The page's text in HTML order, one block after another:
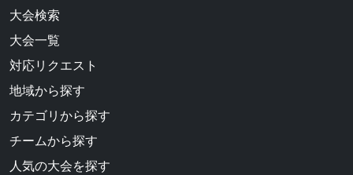
大会検索
大会一覧
対応リクエスト
地域から探す
カテゴリから探す
チームから探す
人気の大会を探す